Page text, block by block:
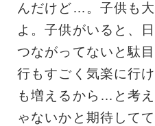
んだけど…。子供も
よ。子供がいると、
つながってないと駄
行もすごく気楽に行
も増えるから…と考
ゃないかと期待して